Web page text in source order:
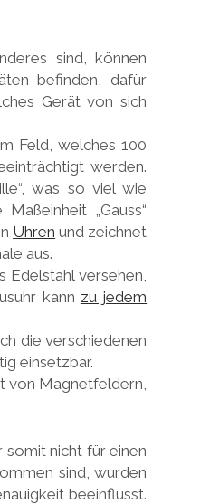
sind, können
befinden, dafür
Gerät von sich
Feld, welches 100
werden.
was so viel wie
„Gauss“
Uhren und zeichnet
aus.
Edelstahl versehen,
kann zu jedem
die verschiedenen
einsetzbar.
von Magnetfeldern,
somit nicht für einen
sind, wurden
beeinflusst.